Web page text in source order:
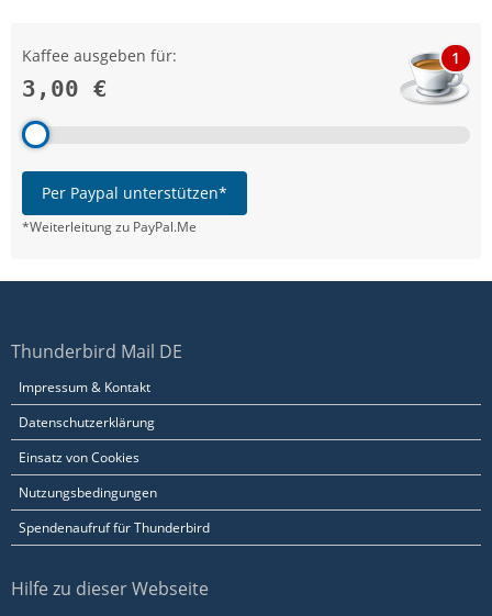
Kaffee ausgeben für:
3,00 €
1
Per Paypal unterstützen*
*Weiterleitung zu PayPal.Me
Thunderbird Mail DE
Impressum & Kontakt
Datenschutzerklärung
Einsatz von Cookies
Nutzungsbedingungen
Spendenaufruf für Thunderbird
Hilfe zu dieser Webseite